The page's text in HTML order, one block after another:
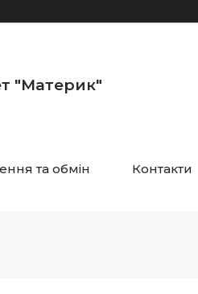
"Материк"
та обмін Контакти